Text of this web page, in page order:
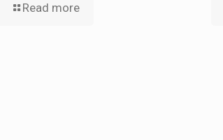
Read more